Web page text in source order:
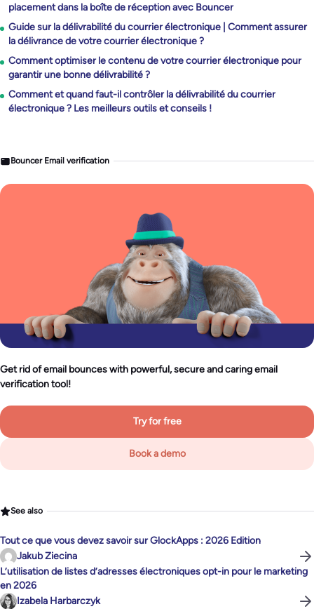
placement dans la boîte de réception avec Bouncer
Guide sur la délivrabilité du courrier électronique | Comment assurer
la délivrance de votre courrier électronique ?
Comment optimiser le contenu de votre courrier électronique pour
garantir une bonne délivrabilité ?
Comment et quand faut-il contrôler la délivrabilité du courrier
électronique ? Les meilleurs outils et conseils !
Bouncer Email verification
Get rid of email bounces with powerful, secure and caring email
verification tool!
Try for free
Book a demo
See also
Tout ce que vous devez savoir sur GlockApps : 2026 Edition
Jakub Ziecina
L’utilisation de listes d’adresses électroniques opt-in pour le marketing
en 2026
Izabela Harbarczyk